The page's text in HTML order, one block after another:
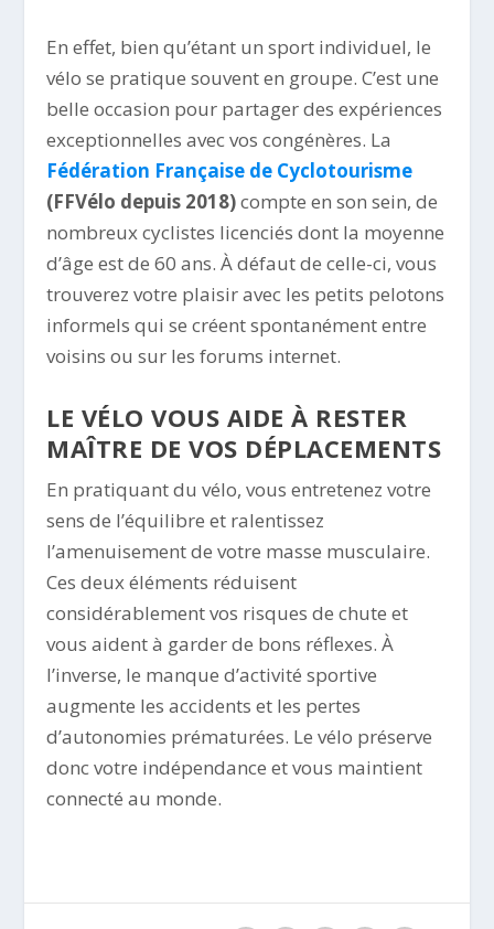
En effet, bien qu’étant un sport individuel, le
vélo se pratique souvent en groupe. C’est une
belle occasion pour partager des expériences
exceptionnelles avec vos congénères. La
Fédération Française de Cyclotourisme
(FFVélo depuis 2018)compte en son sein, de
nombreux cyclistes licenciés dont la moyenne
d’âge est de 60 ans. À défaut de celle-ci, vous
trouverez votre plaisir avec les petits pelotons
informels qui se créent spontanément entre
voisins ou sur les forums internet.
LE VÉLO VOUS AIDE À RESTER
MAÎTRE DE VOS DÉPLACEMENTS
En pratiquant du vélo, vous entretenez votre
sens de l’équilibre et ralentissez
l’amenuisement de votre masse musculaire.
Ces deux éléments réduisent
considérablement vos risques de chute et
vous aident à garder de bons réflexes. À
l’inverse, le manque d’activité sportive
augmente les accidents et les pertes
d’autonomies prématurées. Le vélo préserve
donc votre indépendance et vous maintient
connecté au monde.